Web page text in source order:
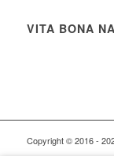
VITA BONA
Copyright © 2016 -